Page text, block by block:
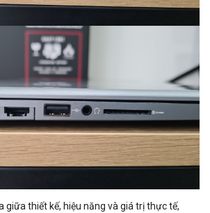
giữa thiết kế, hiệu năng và giá trị thực tế,